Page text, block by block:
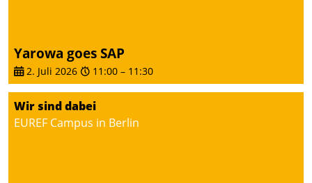
zielgerichtete
Mieterbefragungen – eine
starke Grundlage für
intelligente,
datengestützte
Entscheidungen.
Yarowa goes SAP
2. Juli 2026 11:00 – 11:30
Wir sind dabei
EUREF Campus in Berlin